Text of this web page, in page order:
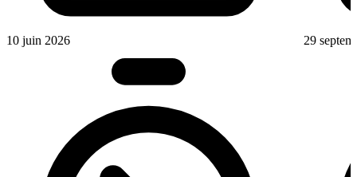
10 juin 2026 29